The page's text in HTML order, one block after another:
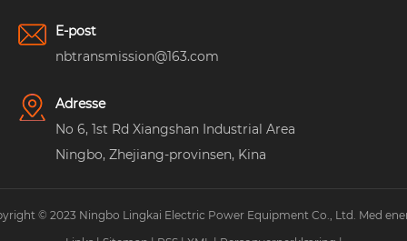
E-post
nbtransmission@163.com
Adresse
No 6, 1st Rd Xiangshan Industrial Area
Ningbo, Zhejiang-provinsen, Kina
© 2023 Ningbo Lingkai Electric Power Equipment Co., Ltd. Med